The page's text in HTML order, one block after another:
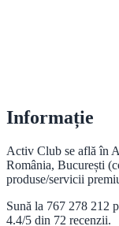
Informație
Activ Club se află în
România, București
produse/servicii
Sună la 767 278 212
4.4/5 din 72 recenzii.